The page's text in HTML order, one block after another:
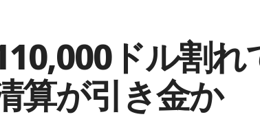
ドル割
算が引き金か